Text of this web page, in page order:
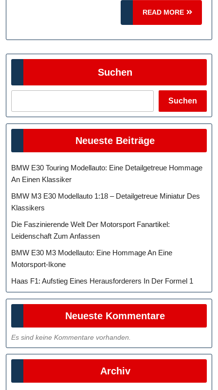
READ MORE
READ
MORE
Suchen
Suchen
Neueste Beiträge
BMW E30 Touring Modellauto: Eine Detailgetreue Hommage
An Einen Klassiker
BMW M3 E30 Modellauto 1:18 – Detailgetreue Miniatur Des
Klassikers
Die Faszinierende Welt Der Motorsport Fanartikel:
Leidenschaft Zum Anfassen
BMW E30 M3 Modellauto: Eine Hommage An Eine
Motorsport-Ikone
Haas F1: Aufstieg Eines Herausforderers In Der Formel 1
Neueste Kommentare
Es sind keine Kommentare vorhanden.
Archiv